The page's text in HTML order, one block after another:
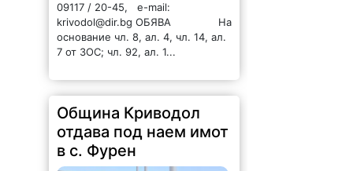
09117 / 20-45, e-mail:
krivodol@dir.bg ОБЯВА На
основание чл. 8, ал. 4, чл. 14, ал.
7 от ЗОС; чл. 92, ал. 1...
Община Криводол
отдава под наем имот
в с. Фурен